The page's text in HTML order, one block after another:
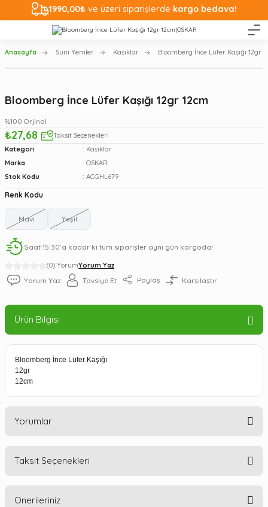
1990,00₺ ve üzeri siparişlerde kargo bedava!
Anasayfa Suni Yemler Kaşıklar Bloomberg İnce Lüfer Kaşığı 12gr
(0) YorumYorum Yaz
Bloomberg İnce Lüfer Kaşığı 12gr 12cm
%100 Orjinal
₺27,68
Taksit Seçenekleri
Kategori
Kaşıklar
Marka
OSKAR
Stok Kodu
ACGHL679
Renk Kodu
Mavi Yeşil
Saat 15:30’a kadar ki tüm siparişler aynı gün kargoda!
Yorum Yaz Tavsiye Et Paylaş Karşılaştır
Ürün Bilgisi
Bloomberg İnce Lüfer Kaşığı
12gr
12cm
Yorumlar
Taksit Seçenekleri
Önerileriniz